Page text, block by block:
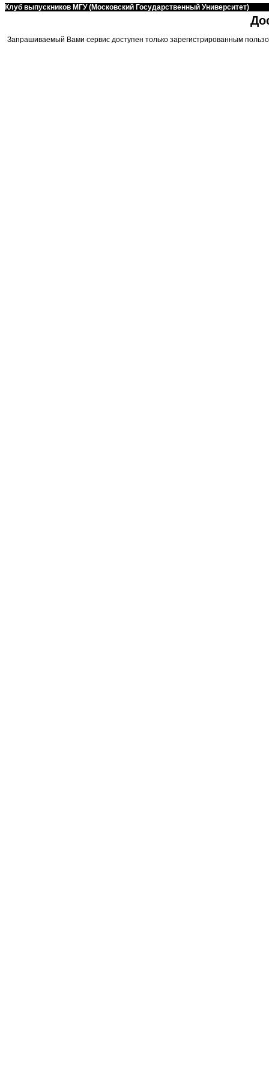
Клуб выпускников МГУ (Московский Государственный Университет)
Запрашиваемый Вами сервис доступен только зарегистрированным